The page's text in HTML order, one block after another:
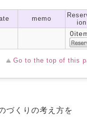
memo
ion
Go to the top of this
づくりの考え方を